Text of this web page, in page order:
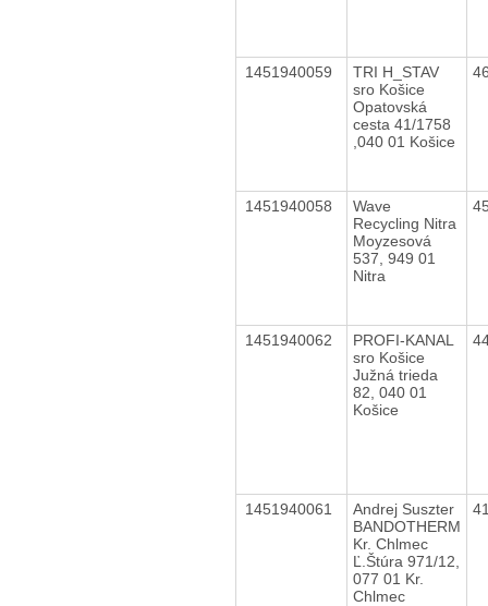
1451940059
TRI H_STAV
sro Košice
Opatovská
cesta 41/1758
,040 01 Košice
1451940058
Wave
Recycling Nitra
Moyzesová
537, 949 01
Nitra
1451940062
PROFI-KANAL
sro Košice
Južná trieda
82, 040 01
Košice
1451940061
Andrej Suszter
BANDOTHERM
Kr. Chlmec
Ľ.Štúra 971/12,
077 01 Kr.
Chlmec